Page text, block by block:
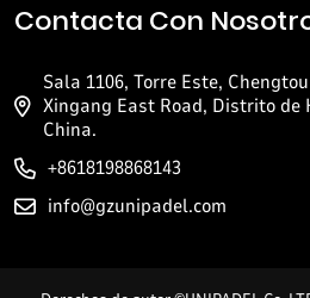
Contacta Con
Sala 1106, Torre Este,
Xingang East Road, Distrito de
China.
+8618198868143
info@gzunipadel.com